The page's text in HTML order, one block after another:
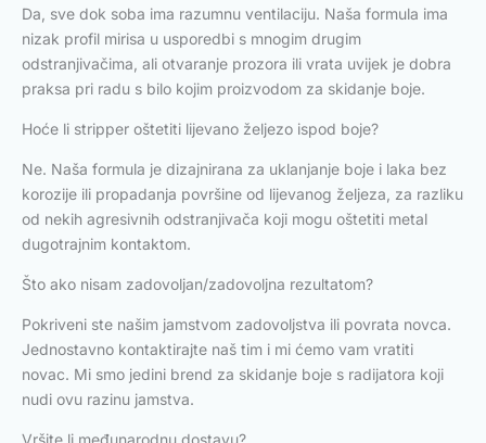
Da, sve dok soba ima razumnu ventilaciju. Naša formula ima
nizak profil mirisa u usporedbi s mnogim drugim
odstranjivačima, ali otvaranje prozora ili vrata uvijek je dobra
praksa pri radu s bilo kojim proizvodom za skidanje boje.
Hoće li stripper oštetiti lijevano željezo ispod boje?
Ne. Naša formula je dizajnirana za uklanjanje boje i laka bez
korozije ili propadanja površine od lijevanog željeza, za razliku
od nekih agresivnih odstranjivača koji mogu oštetiti metal
dugotrajnim kontaktom.
Što ako nisam zadovoljan/zadovoljna rezultatom?
Pokriveni ste našim jamstvom zadovoljstva ili povrata novca.
Jednostavno kontaktirajte naš tim i mi ćemo vam vratiti
novac. Mi smo jedini brend za skidanje boje s radijatora koji
nudi ovu razinu jamstva.
Vršite li međunarodnu dostavu?